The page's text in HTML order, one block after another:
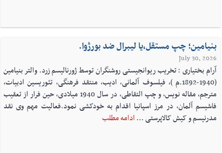
بنیامین؛ چپ مستقل،یا لیبرال ضد بورژوا.
July 30, 2026
آرام بختیاری : تخریب ریوانجیستی روشنگران توسط ژورنالیسم زرد. والتر بنیامین
(1940-1892.م )، فیلسوف آلمانی، ادیب، منتقد فرهنگی، تئوریسین ادبیات،
مترجم، مقاله نویس، و چپ التقاطی، در سال 1940 میلادی، حین فرار از تعقیب
فاشیسم آلمان، در مرز اسپانیا اقدام به خودکشی نمود.فعالیت مهم وی نقد
مدرنیسم و کیش کالاپرستی ...ادامه مطلب